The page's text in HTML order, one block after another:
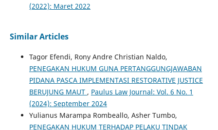
(2022): Maret 2022
Similar Articles
Tagor Efendi, Rony Andre Christian Naldo,
PENEGAKAN HUKUM GUNA PERTANGGUNGJAWABAN
PIDANA PASCA IMPLEMENTASI RESTORATIVE JUSTICE
BERUJUNG MAUT , Paulus Law Journal: Vol. 6 No. 1
(2024): September 2024
Yulianus Marampa Rombeallo, Asher Tumbo,
PENEGAKAN HUKUM TERHADAP PELAKU TINDAK